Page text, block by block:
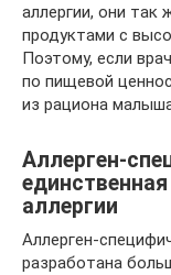
аллергии, они так
продуктами с
Поэтому, если
по пищевой
из рациона
Аллерген-
аллергии
Аллерген-
разработана